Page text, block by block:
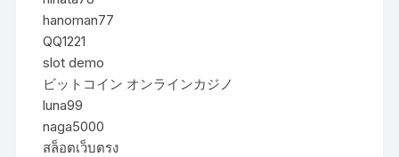
hanoman77
QQ1221
slot demo
ビットコイン オンラインカジノ
luna99
naga5000
สล็อตเว็บตรง